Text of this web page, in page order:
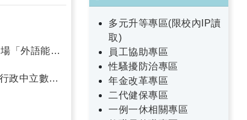
「外語能力
政中立數位
多元升等專區(限校內IP讀
取)
員工協助專區
性騷擾防治專區
年金改革專區
二代健保專區
一例一休相關專區